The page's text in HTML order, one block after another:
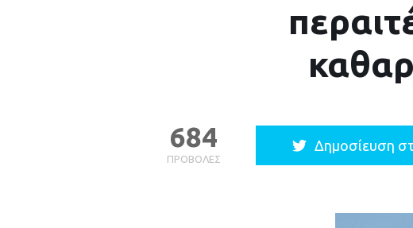
ΠΡΟΒΟΛΈΣ
684 Δημοσίευση